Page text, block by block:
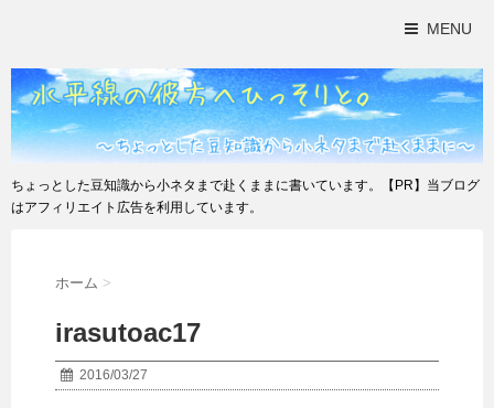
MENU
ちょっとした豆知識から小ネタまで赴くままに書いています。【PR】当ブログ
はアフィリエイト広告を利用しています。
ホーム >
irasutoac17
2016/03/27